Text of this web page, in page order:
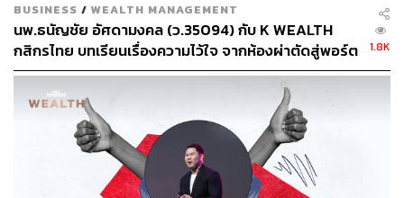
TAGS: ธุรกิจ Twitter Clubhouse Spaces
BUSINESS / WEALTH MANAGEMENT
นพ.ธนัญชัย อัศดามงคล (ว.35094) กับ K WEALTH
กสิกรไทย บทเรียนเรื่องความไว้ใจ จากห้องผ่าตัดสู่พอร์ต
การลงทุน [เนื้อหาสนับสนุนโดยธนาคารกสิกรไทย]
1.8K